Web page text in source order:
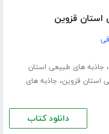
استان قزوین
، جاذبه های طبیعی استان
استان قزوین، جاذبه های
دانلود کتاب